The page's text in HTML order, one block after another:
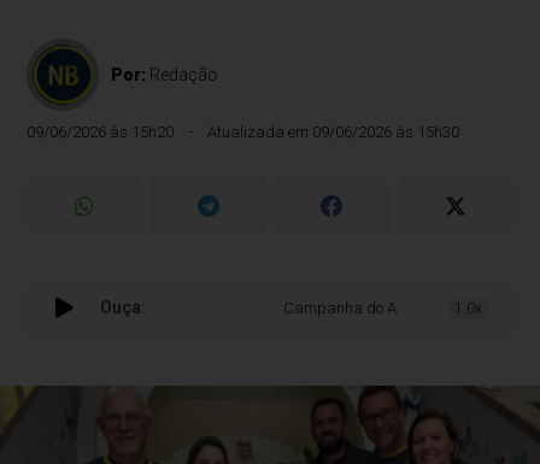
Por: Redação
09/06/2026 às 15h20 Atualizada em 09/06/2026 às 15h30
Ouça: Campanha do Agasalho arrecada 5,6
1.0x